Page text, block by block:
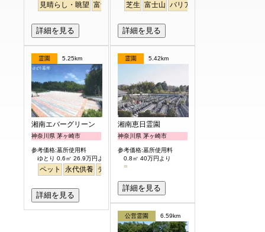
見晴らし・眺望 富士山 徒歩
詳細を見る
芝生 富士山 バリアフリー
詳細を見る
霊園 5.25km
湘南エバーグリーン
神奈川県 茅ヶ崎市
参考価格:墓所使用料
ゆとり 0.6㎡ 26.9万円より
ペット 永代供養 デザイン
詳細を見る
霊園 5.42km
湘南恵日霊園
神奈川県 茅ヶ崎市
参考価格:墓所使用料
0.8㎡ 40万円より
詳細を見る
公営霊園 6.59km